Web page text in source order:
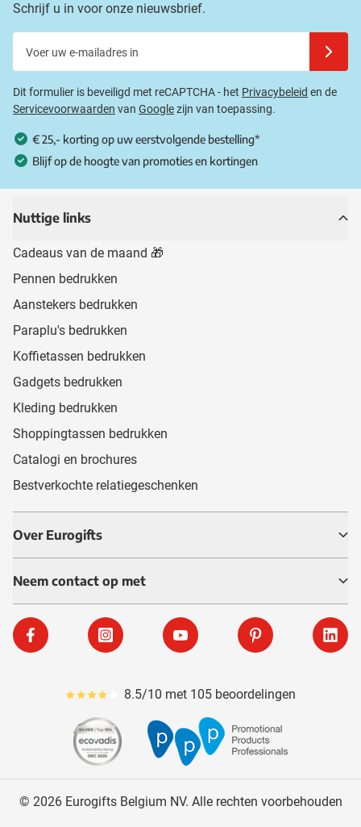
Schrijf u in voor onze nieuwsbrief.
Dit formulier is beveiligd met reCAPTCHA - het Privacybeleid en de
Servicevoorwaarden van Googlezijn van toepassing.
€ 25,- korting op uw eerstvolgende bestelling*
Blijf op de hoogte van promoties en kortingen
Nuttige links
Cadeaus van de maand 🎁
Pennen bedrukken
Aanstekers bedrukken
Paraplu's bedrukken
Koffietassen bedrukken
Gadgets bedrukken
Kleding bedrukken
Shoppingtassen bedrukken
Catalogi en brochures
Bestverkochte relatiegeschenken
Over Eurogifts
Neem contact op met
Facebook Instagram YouTube Pinterest
Gemiddeld reviewpercentage is 85
8.5/10 met 105 beoordelingen
© 2026 Eurogifts Belgium NV. Alle rechten voorbehouden